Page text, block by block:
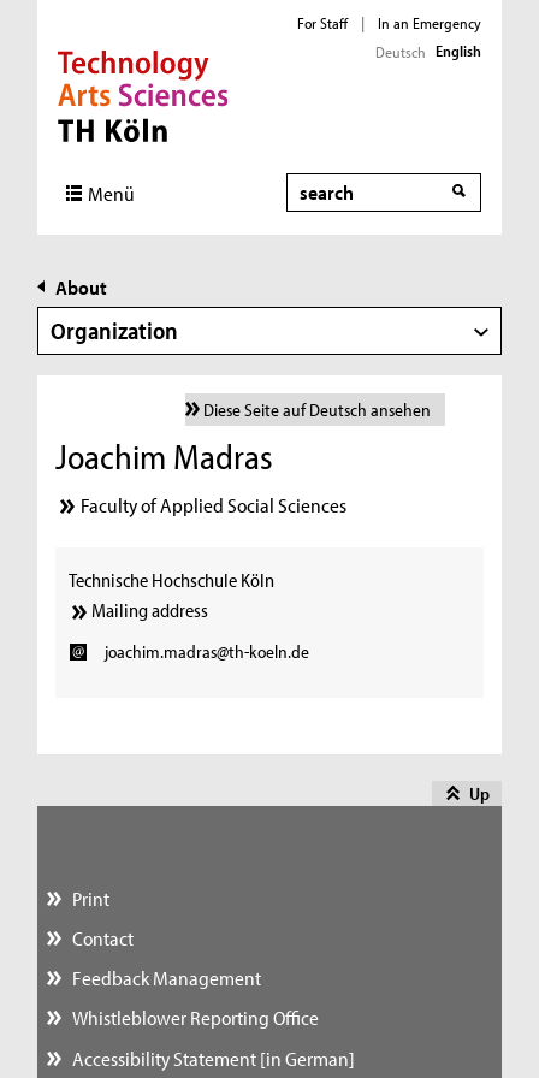
Direkt zur Hauptnavigation
Direkt zur Subnavigation
Direkt zum Inhalt
Direkt zum Fußbereich
For Staff |
In an Emergency
Deutsch English
Menü Search
About
Organization
Diese Seite auf Deutsch ansehen
Joachim Madras
Faculty of Applied Social Sciences
Technische Hochschule Köln
Mailing address
joachim.madras@th-koeln.de
Up
Print
Contact
Feedback Management
Whistleblower Reporting Office
Accessibility Statement [in German]